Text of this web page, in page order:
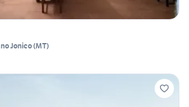
Jonico(MT)